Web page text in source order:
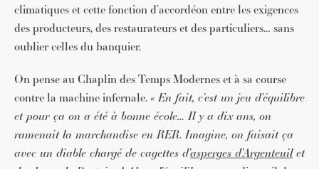
climatiques et cette fonction d’accordéon entre les exigences
des producteurs, des restaurateurs et des particuliers… sans
oublier celles du banquier.
On pense au Chaplin des Temps Modernes et à sa course
contre la machine infernale. « En fait, c’est un jeu d’équilibre
et pour ça on a été à bonne école… Il y a dix ans, on
ramenait la marchandise en RER. Imagine, on faisait ça
avec un diable chargé de cagettes d’asperges d’Argenteuilet